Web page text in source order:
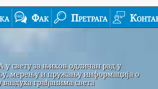
Фак Претрага
у свету за њихов одличан рад у
мерењу и пружању информација о
ваздуха грађанима света